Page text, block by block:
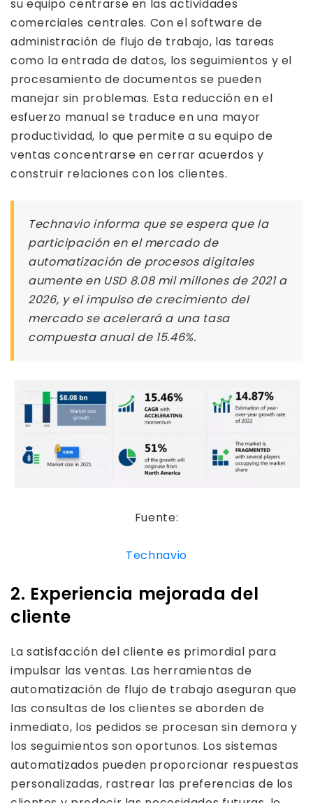
su equipo centrarse en las actividades
comerciales centrales. Con el software de
administración de flujo de trabajo, las tareas
como la entrada de datos, los seguimientos y el
procesamiento de documentos se pueden
manejar sin problemas. Esta reducción en el
esfuerzo manual se traduce en una mayor
productividad, lo que permite a su equipo de
ventas concentrarse en cerrar acuerdos y
construir relaciones con los clientes.
Technavio informa que se espera que la
participación en el mercado de
automatización de procesos digitales
aumente en USD 8.08 mil millones de 2021 a
2026, y el impulso de crecimiento del
mercado se acelerará a una tasa
compuesta anual de 15.46%.
Fuente:
Technavio
2. Experiencia mejorada del
cliente
La satisfacción del cliente es primordial para
impulsar las ventas. Las herramientas de
automatización de flujo de trabajo aseguran que
las consultas de los clientes se aborden de
inmediato, los pedidos se procesan sin demora y
los seguimientos son oportunos. Los sistemas
automatizados pueden proporcionar respuestas
personalizadas, rastrear las preferencias de los